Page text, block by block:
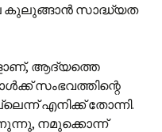
കുലുങ്ങാന്‍ സാദ്ധ്യത
ആദ്യത്തെ
സംഭവത്തിന്റെ
എനിക്ക് തോന്നി.
നമുക്കൊന്ന്